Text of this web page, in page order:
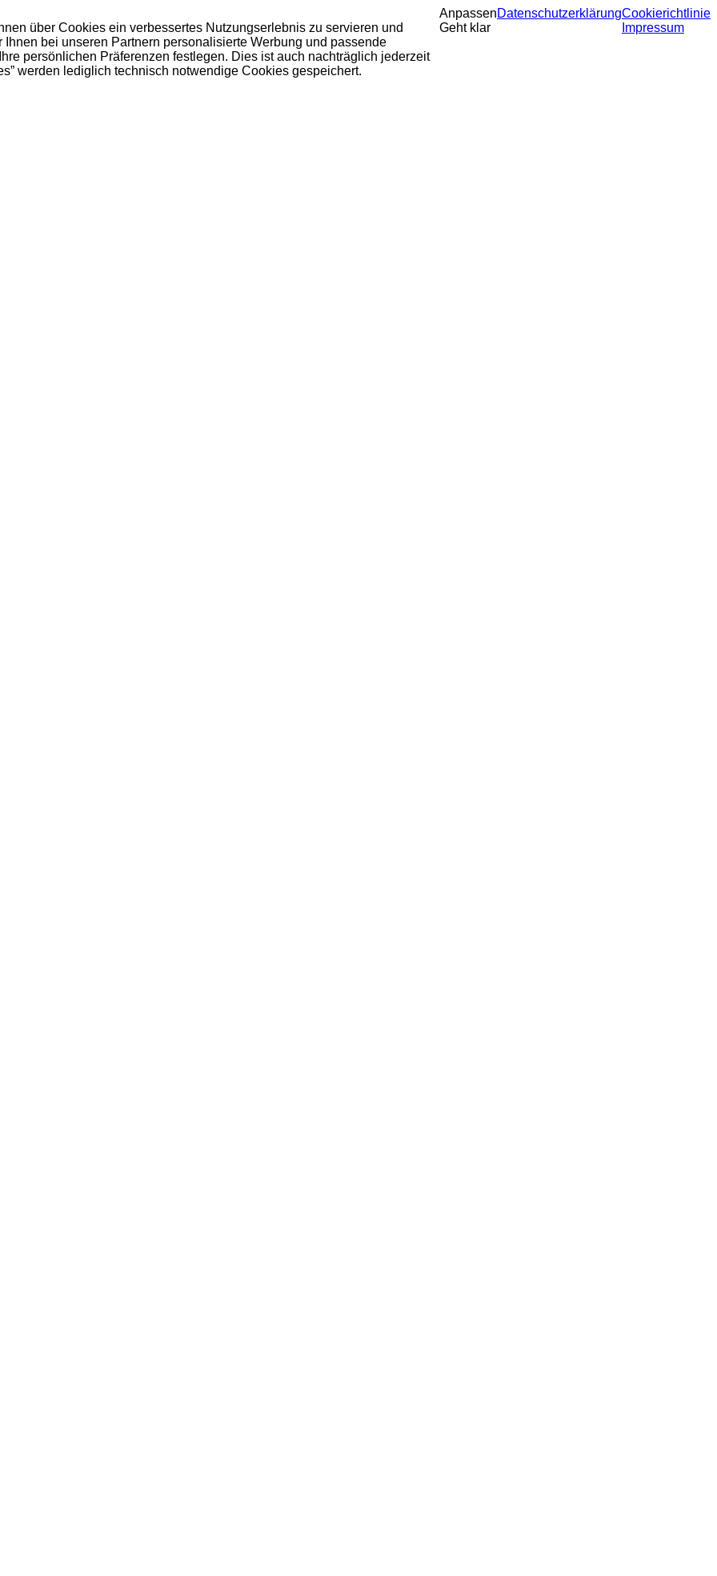
über Cookies ein verbessertes Nutzungserlebnis zu servieren und
bei unseren Partnern personalisierte Werbung und passende
persönlichen Präferenzen festlegen. Dies ist auch nachträglich jederzeit
werden lediglich technisch notwendige Cookies gespeichert.
Anpassen
Geht klar
DatenschutzerklärungCookierichtlinie
Impressum